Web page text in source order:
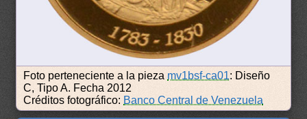
Foto perteneciente a la pieza mv1bsf-ca01: Diseño
C, Tipo A. Fecha 2012
Créditos fotográfico: Banco Central de Venezuela